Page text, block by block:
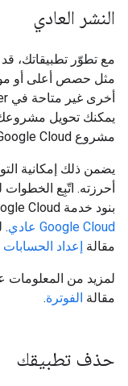
النشر العادي
مشروع Google Cloud عادي.
يضمن ذلك إمكانية
أحرزته. اتّبِع الخطوات
بنود خدمة Google Cloud العادية رسميًا، و
Google Cloud عادي
.
مقالة إعداد
لمزيد من المعلومات
مقالة الفوترة.
حذف تطبيقك